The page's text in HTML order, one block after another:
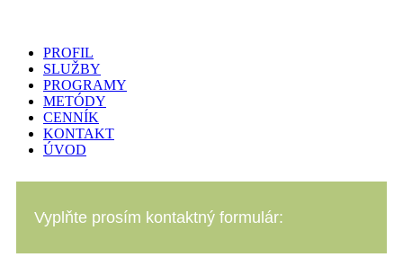
PROFIL
SLUŽBY
PROGRAMY
METÓDY
CENNÍK
KONTAKT
ÚVOD
Vyplňte prosím kontaktný formulár: